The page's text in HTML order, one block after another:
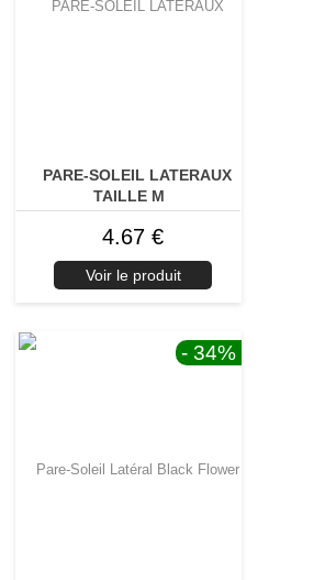
PARE-SOLEIL LATERAUX
TAILLE M
4.67 €
Voir le produit
- 34%